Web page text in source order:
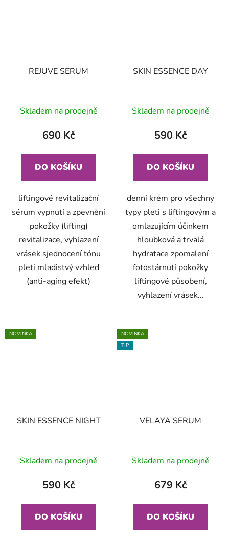
REJUVE SERUM
Skladem na prodejně
690 Kč
DO KOŠÍKU
liftingové revitalizační
sérum vypnutí a zpevnění
pokožky (lifting)
revitalizace, vyhlazení
vrásek sjednocení tónu
pleti mladistvý vzhled
(anti-aging efekt)
SKIN ESSENCE DAY
Skladem na prodejně
590 Kč
DO KOŠÍKU
denní krém pro všechny
typy pleti s liftingovým a
omlazujícím účinkem
hloubková a trvalá
hydratace zpomalení
fotostárnutí pokožky
liftingové působení,
vyhlazení vrásek...
NOVINKA
SKIN ESSENCE NIGHT
Skladem na prodejně
590 Kč
DO KOŠÍKU
NOVINKA
TIP
VELAYA SERUM
Skladem na prodejně
679 Kč
DO KOŠÍKU